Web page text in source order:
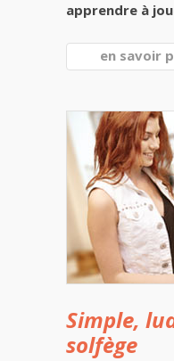
apprendre à
en savoir
Simple,
solfège